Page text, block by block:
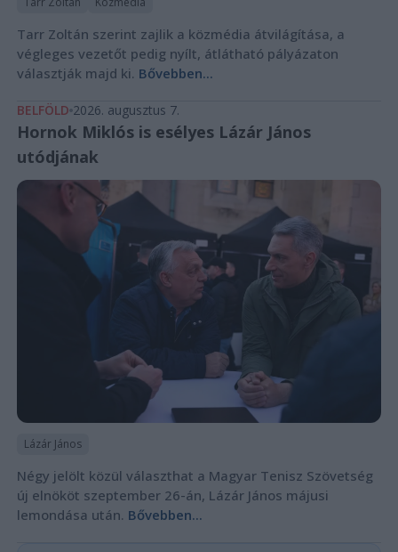
Tarr Zoltán szerint zajlik a közmédia átvilágítása, a
végleges vezetőt pedig nyílt, átlátható pályázaton
választják majd ki. Bővebben...
BELFÖLD 2026. augusztus 7.
Hornok Miklós is esélyes Lázár János
utódjának
Lázár János
Négy jelölt közül választhat a Magyar Tenisz Szövetség
új elnököt szeptember 26-án, Lázár János májusi
lemondása után. Bővebben...